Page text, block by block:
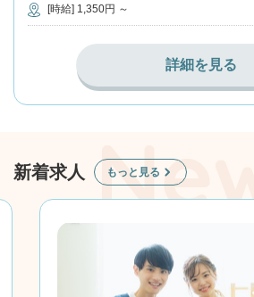
[時給] 1,350円 ～
詳細を見る
新着求人 もっと見る